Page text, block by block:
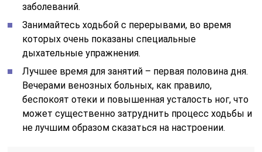
заболеваний.
Занимайтесь ходьбой с перерывами, во время
которых очень показаны специальные
дыхательные упражнения.
Лучшее время для занятий – первая половина дня.
Вечерами венозных больных, как правило,
беспокоят отеки и повышенная усталость ног, что
может существенно затруднить процесс ходьбы и
не лучшим образом сказаться на настроении.